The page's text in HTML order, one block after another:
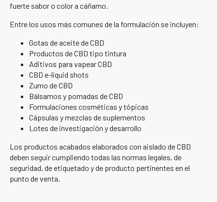
fuerte sabor o color a cáñamo.
Entre los usos más comunes de la formulación se incluyen:
Gotas de aceite de CBD
Productos de CBD tipo tintura
Aditivos para vapear CBD
CBD e-liquid shots
Zumo de CBD
Bálsamos y pomadas de CBD
Formulaciones cosméticas y tópicas
Cápsulas y mezclas de suplementos
Lotes de investigación y desarrollo
Los productos acabados elaborados con aislado de CBD
deben seguir cumpliendo todas las normas legales, de
seguridad, de etiquetado y de producto pertinentes en el
punto de venta.